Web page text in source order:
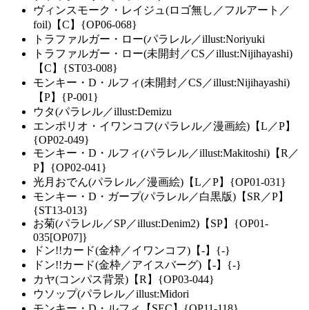
ヴィンスモーク・レイジュ(ロゴ無し／フルアート／
foil)【C】{OP06-068}
トラファルガー・ロー(パラレル／illust:Noriyuki
トラファルガー・ロー(未開封／CS／illust:Nijihayashi)
【C】{ST03-008}
モンキー・D・ルフィ(未開封／CS／illust:Nijihayashi)
【P】{P-001}
ウタ(パラレル／illust:Demizu
エンポリオ・イワンコフ(パラレル／漫画絵)【L／P】
{OP02-049}
モンキー・D・ルフィ(パラレル／illust:Makitoshi)【R／
P】{OP02-041}
光月おでん(パラレル／漫画絵)【L／P】{OP01-031}
モンキー・D・ガープ(パラレル／白黒版)【SR／P】
{ST13-013}
お菊(パラレル／SP／illust:Denim2)【SP】{OP01-
035[OP07]}
ドン!!カード(金枠／イワンコフ)【-】{-}
ドン!!カード(金枠／アイスバーグ)【-】{-}
カヤ(コンパス背景)【R】{OP03-044}
ウソップ(パラレル／illust:Midori